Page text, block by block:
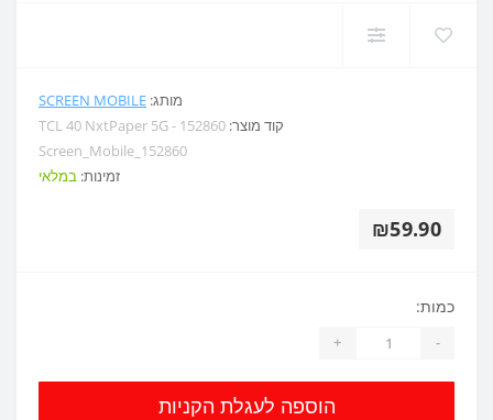
מותג: SCREEN MOBILE
קוד מוצר: TCL 40 NxtPaper 5G - 152860
Screen_Mobile_152860
זמינות: במלאי
₪59.90
כמות:
-
+
הוספה לעגלת הקניות